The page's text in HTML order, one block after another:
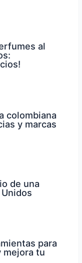
al
colombiana
y marcas
de una
para
mejora tu